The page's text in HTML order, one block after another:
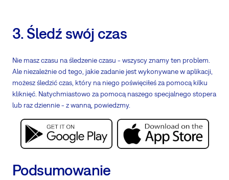
3. Śledź swój czas
Nie masz czasu na śledzenie czasu - wszyscy znamy ten problem.
Ale niezależnie od tego, jakie zadanie jest wykonywane w aplikacji,
możesz śledzić czas, który na niego poświęciłeś za pomocą kilku
kliknięć. Natychmiastowo za pomocą naszego specjalnego stopera
lub raz dziennie - z wanną, powiedzmy.
Podsumowanie